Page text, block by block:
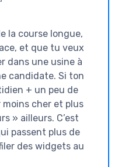
la course longue,
et que tu veux
dans une usine à
candidate. Si ton
+ un peu de
cher et plus
» ailleurs. C’est
passent plus de
des widgets au